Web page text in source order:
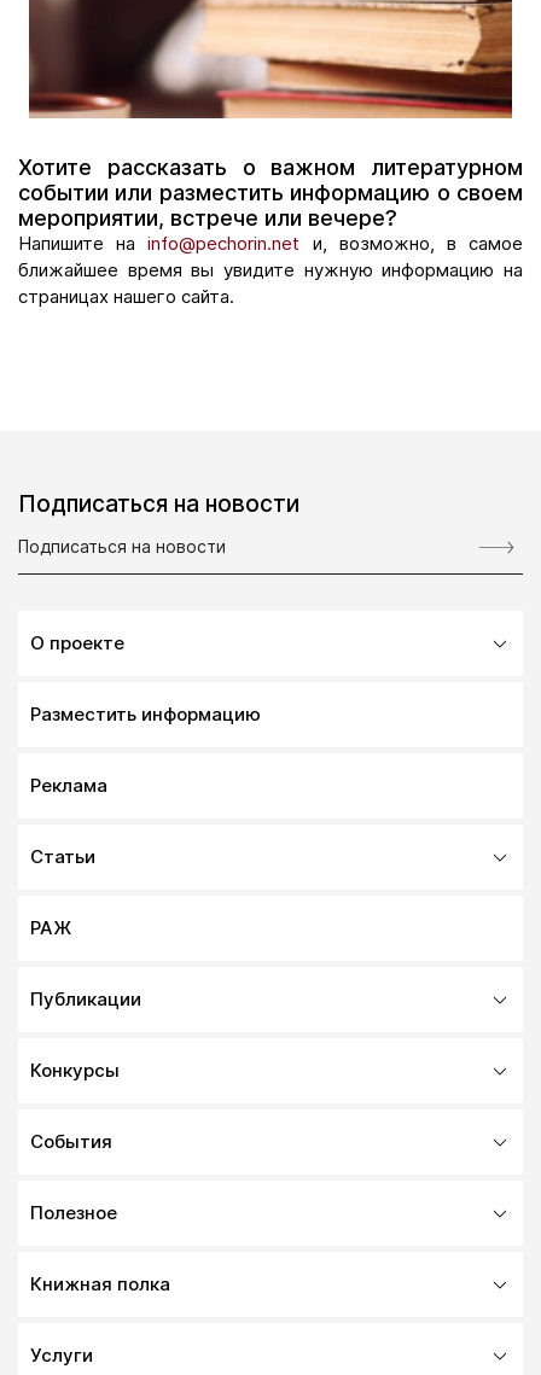
Хотите рассказать о важном литературном
событии или разместить информацию о своем
мероприятии, встрече или вечере?
Напишите наinfo@pechorin.net и, возможно, в самое
ближайшее время вы увидите нужную информацию на
страницах нашего сайта.
Подписаться на новости
О проекте
Разместить информацию
Реклама
Статьи
РАЖ
Публикации
Конкурсы
События
Полезное
Книжная полка
Услуги